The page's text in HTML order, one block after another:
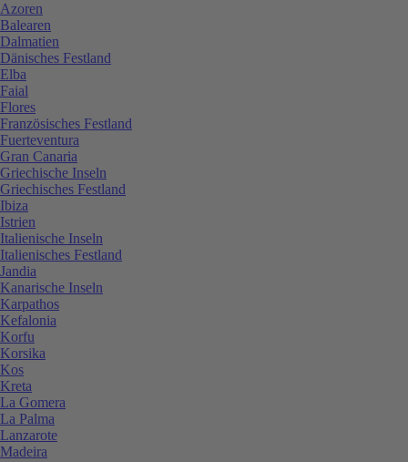
Azoren
Balearen
Dalmatien
Dänisches Festland
Elba
Faial
Flores
Französisches Festland
Fuerteventura
Gran Canaria
Griechische Inseln
Griechisches Festland
Ibiza
Istrien
Italienische Inseln
Italienisches Festland
Jandia
Kanarische Inseln
Karpathos
Kefalonia
Korfu
Korsika
Kos
Kreta
La Gomera
La Palma
Lanzarote
Madeira